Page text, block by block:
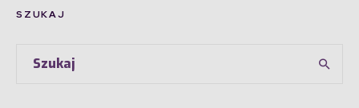
SZUKAJ